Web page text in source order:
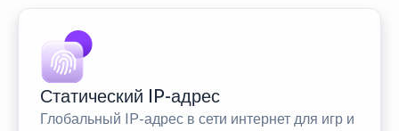
Статический IP-адрес
Глобальный IP-адрес в сети интернет для игр и